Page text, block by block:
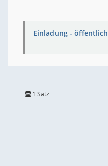
Einladung - öffentlich
1 Satz